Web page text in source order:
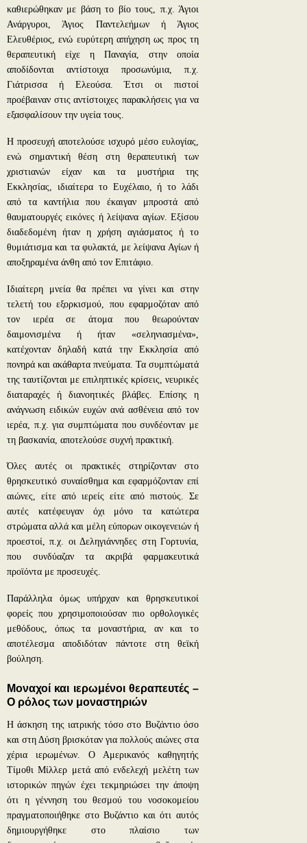
καθιερώθηκαν με βάση το βίο τους, π.χ. Άγιοι
Ανάργυροι, Άγιος Παντελεήμων ή Άγιος
Ελευθέριος, ενώ ευρύτερη απήχηση ως προς τη
θεραπευτική είχε η Παναγία, στην οποία
αποδίδονται αντίστοιχα προσωνύμια, π.χ.
Γιάτρισσα ή Ελεούσα. Έτσι οι πιστοί
προέβαιναν στις αντίστοιχες παρακλήσεις για να
εξασφαλίσουν την υγεία τους.
Η προσευχή αποτελούσε ισχυρό μέσο ευλογίας,
ενώ σημαντική θέση στη θεραπευτική των
χριστιανών είχαν και τα μυστήρια της
Εκκλησίας, ιδιαίτερα το Ευχέλαιο, ή το λάδι
από τα καντήλια που έκαιγαν μπροστά από
θαυματουργές εικόνες ή λείψανα αγίων. Εξίσου
διαδεδομένη ήταν η χρήση αγιάσματος ή το
θυμιάτισμα και τα φυλακτά, με λείψανα Αγίων ή
αποξηραμένα άνθη από τον Επιτάφιο.
Ιδιαίτερη μνεία θα πρέπει να γίνει και στην
τελετή του εξορκισμού, που εφαρμοζόταν από
τον ιερέα σε άτομα που θεωρούνταν
δαιμονισμένα ή ήταν «σεληνιασμένα»,
κατέχονταν δηλαδή κατά την Εκκλησία από
πονηρά και ακάθαρτα πνεύματα. Τα συμπτώματά
της ταυτίζονται με επιληπτικές κρίσεις, νευρικές
διαταραχές ή διανοητικές βλάβες. Επίσης η
ανάγνωση ειδικών ευχών ανά ασθένεια από τον
ιερέα, π.χ. για συμπτώματα που συνδέονταν με
τη βασκανία, αποτελούσε συχνή πρακτική.
Όλες αυτές οι πρακτικές στηρίζονταν στο
θρησκευτικό συναίσθημα και εφαρμόζονταν επί
αιώνες, είτε από ιερείς είτε από πιστούς. Σε
αυτές κατέφευγαν όχι μόνο τα κατώτερα
στρώματα αλλά και μέλη εύπορων οικογενειών ή
προεστοί, π.χ. οι Δεληγιάννηδες στη Γορτυνία,
που συνδύαζαν τα ακριβά φαρμακευτικά
προϊόντα με προσευχές.
Παράλληλα όμως υπήρχαν και θρησκευτικοί
φορείς που χρησιμοποιούσαν πιο ορθολογικές
μεθόδους, όπως τα μοναστήρια, αν και το
αποτέλεσμα αποδιδόταν πάντοτε στη θεϊκή
βούληση.
Μοναχοί και ιερωμένοι θεραπευτές –
Ο ρόλος των μοναστηριών
Η άσκηση της ιατρικής τόσο στο Βυζάντιο όσο
και στη Δύση βρισκόταν για πολλούς αιώνες στα
χέρια ιερωμένων. Ο Αμερικανός καθηγητής
Τίμοθι Μίλλερ μετά από ενδελεχή μελέτη των
ιστορικών πηγών έχει τεκμηριώσει την άποψη
ότι η γέννηση του θεσμού του νοσοκομείου
πραγματοποιήθηκε στο Βυζάντιο και ότι αυτός
δημιουργήθηκε στο πλαίσιο των